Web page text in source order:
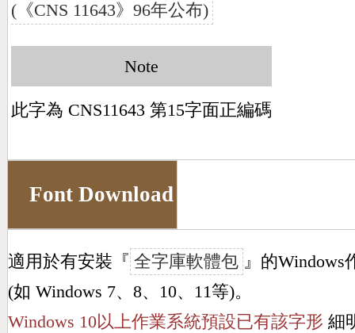
(《CNS 11643》96年公布)
Note
此字為 CNS11643 第15字面正編碼
Font Download
適用於有安裝『 全字庫軟體包 』的Windows
(如 Windows 7、8、10、11等)。
Windows 10以上作業系統預設已有該字形 細